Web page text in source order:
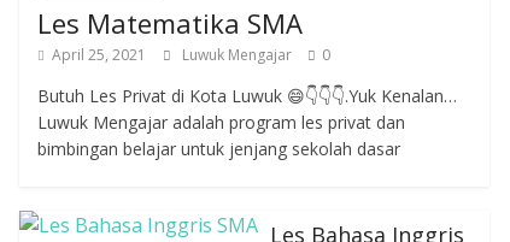
Les Matematika SMA
April 25, 2021 Luwuk Mengajar 0
Butuh Les Privat di Kota Luwuk 😄👇👇👇.Yuk Kenalan…
Luwuk Mengajar adalah program les privat dan
bimbingan belajar untuk jenjang sekolah dasar
Les Bahasa Inggris